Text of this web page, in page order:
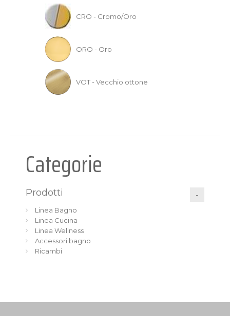
CRO - Cromo/Oro
ORO - Oro
VOT - Vecchio ottone
Categorie
Prodotti
Linea Bagno
Linea Cucina
Linea Wellness
Accessori bagno
Ricambi